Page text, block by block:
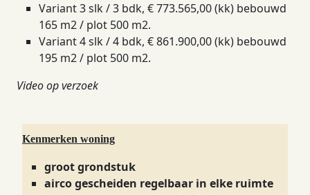
Variant 3 slk / 3 bdk, € 773.565,00 (kk) bebouwd
165 m2 / plot 500 m2.
Variant 4 slk / 4 bdk, € 861.900,00 (kk) bebouwd
195 m2 / plot 500 m2.
Video op verzoek
Kenmerken woning
groot grondstuk
airco gescheiden regelbaar in elke ruimte